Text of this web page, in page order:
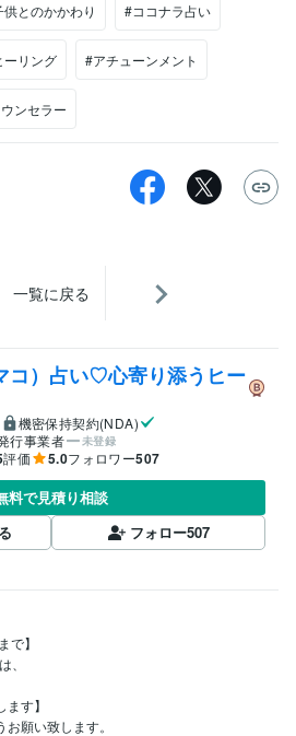
供とのかかわり #ココナラ占い
ーリング #アチューンメント
ンセラー
一覧に戻る
コ）占い♡心寄り添うヒー
機密保持契約(NDA)
行事業者
未登録
評価 5.0フォロワー507
料で見積り相談
フォロー507
で】
、
す】
願い致します。